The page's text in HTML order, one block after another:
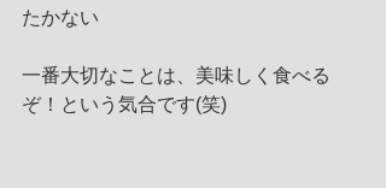
たかない
一番大切なことは、美味しく食べる
ぞ！という気合です(笑)